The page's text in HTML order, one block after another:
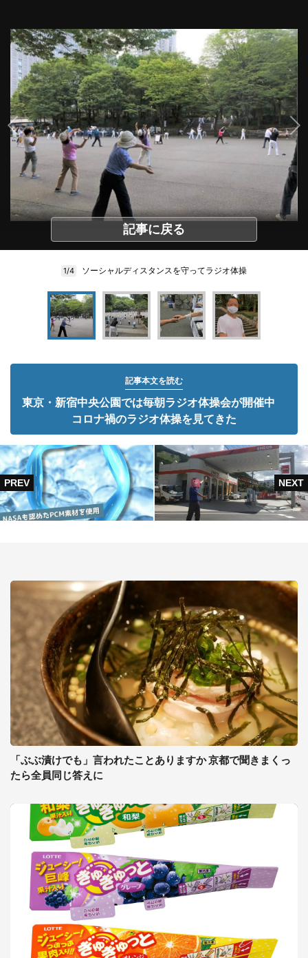
記事に戻る
1/4 ソーシャルディスタンスを守ってラジオ体操
記事本文を読む
東京・新宿中央公園では毎朝ラジオ体操会が開催中
コロナ禍のラジオ体操を見てきた
「ぶぶ漬けでも」言われたことありますか 京都で聞きまくっ
たら全員同じ答えに